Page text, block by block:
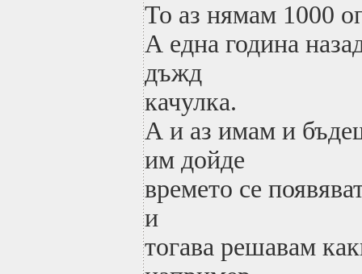
То аз нямам 1000
А една година
дъжд
качулка.
А и аз имам и
им дойде
времето се
и
тогава решавам